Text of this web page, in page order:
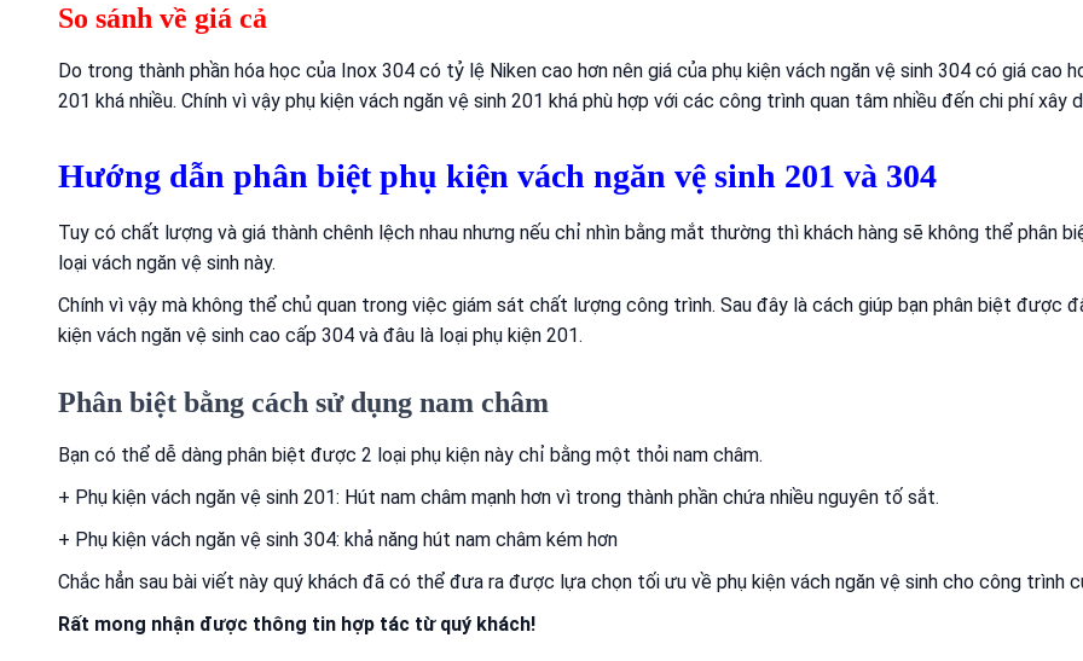
So sánh về giá cả
Do trong thành phần hóa học của Inox 304 có tỷ lệ Niken cao hơn nên giá của phụ kiện vách ngăn vệ sinh 304 có giá cao
201 khá nhiều. Chính vì vậy phụ kiện vách ngăn vệ sinh 201 khá phù hợp với các công trình quan tâm nhiều đến chi phí xây
Hướng dẫn phân biệt phụ kiện vách ngăn vệ sinh 201 và 304
Tuy có chất lượng và giá thành chênh lệch nhau nhưng nếu chỉ nhìn bằng mắt thường thì khách hàng sẽ không thể phân
loại vách ngăn vệ sinh này.
Chính vì vậy mà không thể chủ quan trong việc giám sát chất lượng công trình. Sau đây là cách giúp bạn phân biệt được
kiện vách ngăn vệ sinh cao cấp 304 và đâu là loại phụ kiện 201.
Phân biệt bằng cách sử dụng nam châm
Bạn có thể dễ dàng phân biệt được 2 loại phụ kiện này chỉ bằng một thỏi nam châm.
+ Phụ kiện vách ngăn vệ sinh 201: Hút nam châm mạnh hơn vì trong thành phần chứa nhiều nguyên tố sắt.
+ Phụ kiện vách ngăn vệ sinh 304: khả năng hút nam châm kém hơn
Chắc hẳn sau bài viết này quý khách đã có thể đưa ra được lựa chọn tối ưu về phụ kiện vách ngăn vệ sinh cho công trình
Rất mong nhận được thông tin hợp tác từ quý khách!